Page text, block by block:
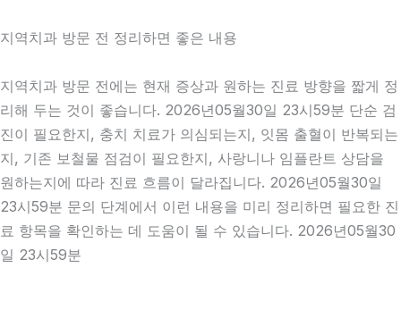
지역치과 방문 전 정리하면 좋은 내용
지역치과 방문 전에는 현재 증상과 원하는 진료 방향을 짧게 정
리해 두는 것이 좋습니다. 2026년05월30일 23시59분 단순 검
진이 필요한지, 충치 치료가 의심되는지, 잇몸 출혈이 반복되는
지, 기존 보철물 점검이 필요한지, 사랑니나 임플란트 상담을
원하는지에 따라 진료 흐름이 달라집니다. 2026년05월30일
23시59분 문의 단계에서 이런 내용을 미리 정리하면 필요한 진
료 항목을 확인하는 데 도움이 될 수 있습니다. 2026년05월30
일 23시59분